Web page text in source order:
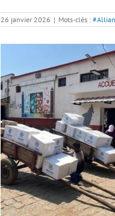
26 janvier 2026 | Mots-clés :